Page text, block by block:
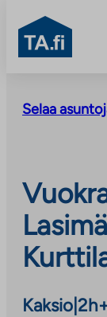
sisältöön
TA.fi
Selaa
Kaksio